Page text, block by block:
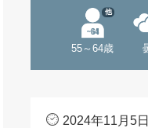
55～64歳
他
2024年11月5